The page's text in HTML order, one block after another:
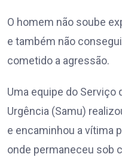
O homem não soube
e também não
cometido a agressão.
Uma equipe do Serviço
Urgência (Samu)
e encaminhou a vítima
onde permaneceu sob